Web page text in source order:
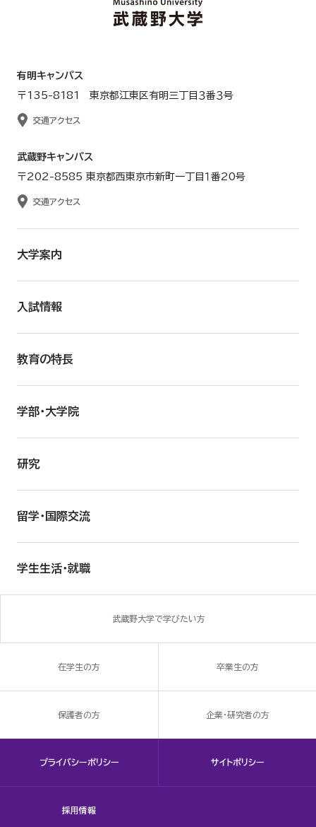
有明キャンパス
〒135-8181 東京都江東区有明三丁目３番３号
交通アクセス
武蔵野キャンパス
〒202-8585 東京都西東京市新町一丁目１番20号
交通アクセス
大学案内
入試情報
教育の特長
学部・大学院
研究
留学・国際交流
学生生活・就職
武蔵野大学で学びたい方
在学生の方 卒業生の方
保護者の方 企業・研究者の方
プライバシーポリシー サイトポリシー
採用情報